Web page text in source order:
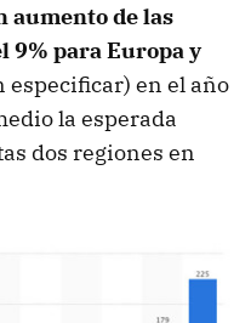
aumento de las
9% para Europa y
especificar) en el año
la esperada
dos regiones en